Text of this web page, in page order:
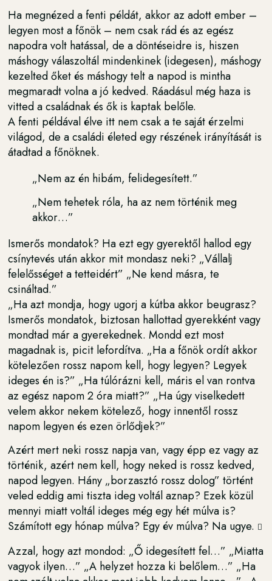
Ha megnézed a fenti példát, akkor az adott ember –
legyen most a főnök – nem csak rád és az egész
napodra volt hatással, de a döntéseidre is, hiszen
máshogy válaszoltál mindenkinek (idegesen), máshogy
kezelted őket és máshogy telt a napod is mintha
megmaradt volna a jó kedved. Ráadásul még haza is
vitted a családnak és ők is kaptak belőle.
A fenti példával élve itt nem csak a te saját érzelmi
világod, de a családi életed egy részének irányítását is
átadtad a főnöknek.
„Nem az én hibám, felidegesített.”
„Nem tehetek róla, ha az nem történik meg
akkor…”
Ismerős mondatok? Ha ezt egy gyerektől hallod egy
csínytevés után akkor mit mondasz neki? „Vállalj
felelősséget a tetteidért” „Ne kend másra, te
csináltad.”
„Ha azt mondja, hogy ugorj a kútba akkor beugrasz?
Ismerős mondatok, biztosan hallottad gyerekként vagy
mondtad már a gyerekednek. Mondd ezt most
magadnak is, picit lefordítva. „Ha a főnök ordít akkor
kötelezően rossz napom kell, hogy legyen? Legyek
ideges én is?” „Ha túlórázni kell, máris el van rontva
az egész napom 2 óra miatt?” „Ha úgy viselkedett
velem akkor nekem kötelező, hogy innentől rossz
napom legyen és ezen örlődjek?”
Azért mert neki rossz napja van, vagy épp ez vagy az
történik, azért nem kell, hogy neked is rossz kedved,
napod legyen. Hány „borzasztó rossz dolog” történt
veled eddig ami tiszta ideg voltál aznap? Ezek közül
mennyi miatt voltál ideges még egy hét múlva is?
Számított egy hónap múlva? Egy év múlva? Na ugye. 
Azzal, hogy azt mondod: „Ő idegesített fel…” „Miatta
vagyok ilyen…” „A helyzet hozza ki belőlem…” „Ha